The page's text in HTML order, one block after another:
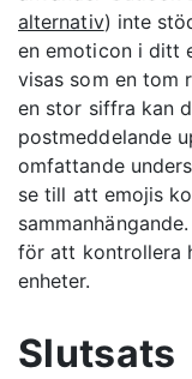
alternativ) inte
en emoticon i ditt
visas som en tom
en stor siffra kan
postmeddelande
omfattande
se till att emojis
för att kontrollera
enheter.
Slutsats